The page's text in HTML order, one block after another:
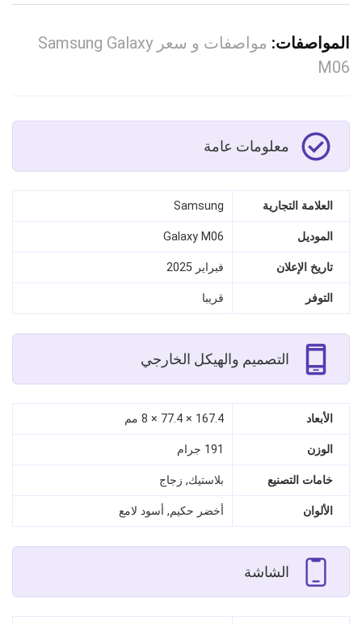
المواصفات:
مواصفات و سعر Samsung Galaxy
M06
معلومات عامة
العلامة التجارية Samsung
الموديل Galaxy M06
تاريخ الإعلان فبراير 2025
التوفر قريبا
التصميم والهيكل الخارجي
الأبعاد 167.4 × 77.4 × 8 مم
الوزن 191 جرام
خامات التصنيع بلاستيك, زجاج
الألوان أخضر حكيم, أسود لامع
الشاشة